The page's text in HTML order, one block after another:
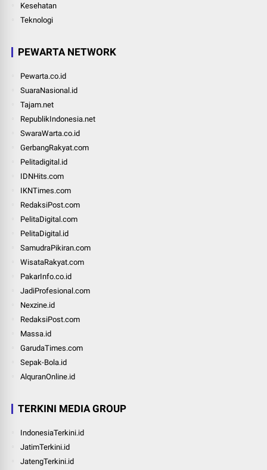
Kesehatan
Teknologi
PEWARTA NETWORK
Pewarta.co.id
SuaraNasional.id
Tajam.net
RepublikIndonesia.net
SwaraWarta.co.id
GerbangRakyat.com
Pelitadigital.id
IDNHits.com
IKNTimes.com
RedaksiPost.com
PelitaDigital.com
PelitaDigital.id
SamudraPikiran.com
WisataRakyat.com
PakarInfo.co.id
JadiProfesional.com
Nexzine.id
RedaksiPost.com
Massa.id
GarudaTimes.com
Sepak-Bola.id
AlquranOnline.id
TERKINI MEDIA GROUP
IndonesiaTerkini.id
JatimTerkini.id
JatengTerkini.id